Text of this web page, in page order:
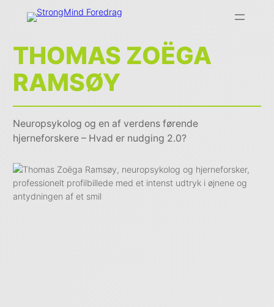
THOMAS ZOËGA
RAMSØY
Neuropsykolog og en af verdens førende
hjerneforskere – Hvad er nudging 2.0?